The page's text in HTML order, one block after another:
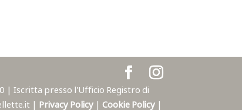
| Iscritta presso l'Ufficio Registro di
| Privacy Policy | Cookie Policy |